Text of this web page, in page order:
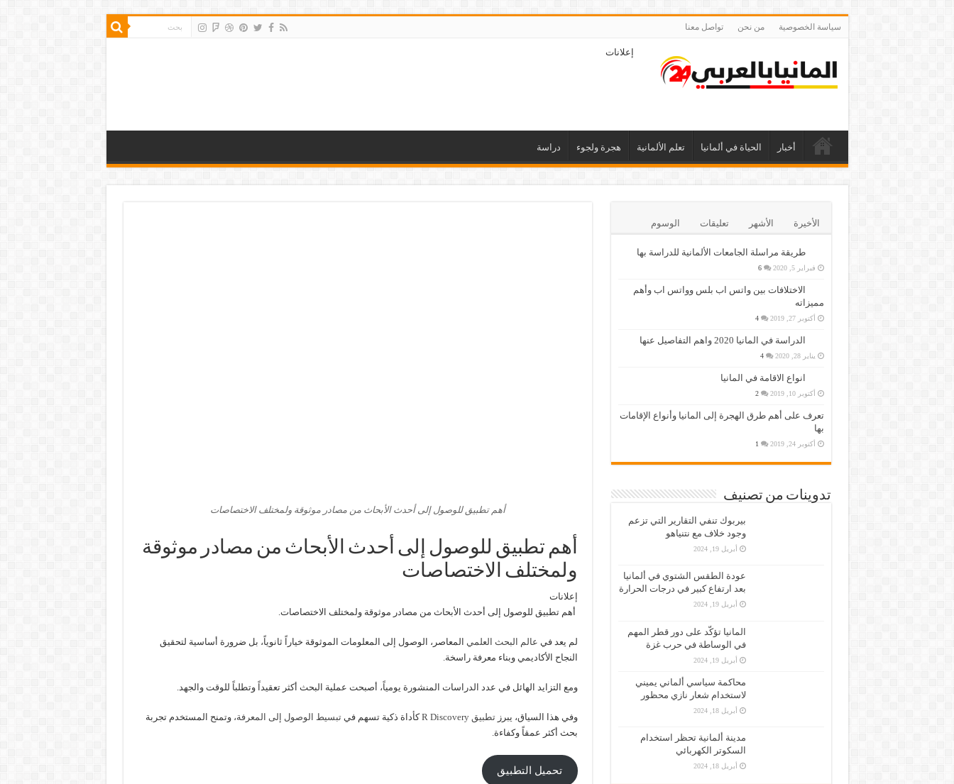
سياسة الخصوصية من نحن تواصل معنا
إعلانات
أخبار الحياة في ألمانيا تعلم الألمانية هجرة ولجوء دراسة
أهم تطبيق للوصول إلى أحدث الأبحاث من مصادر موثوقة ولمختلف الاختصاصات
أهم تطبيق للوصول إلى أحدث الأبحاث من مصادر موثوقة
ولمختلف الاختصاصات
إعلانات
أهم تطبيق للوصول إلى أحدث الأبحاث من مصادر موثوقة ولمختلف الاختصاصات.
لم يعد في عالم البحث العلمي المعاصر، الوصول إلى المعلومات الموثوقة خياراً ثانوياً، بل ضرورة أساسية لتحقيق
النجاح الأكاديمي وبناء معرفة راسخة.
ومع التزايد الهائل في عدد الدراسات المنشورة يومياً، أصبحت عملية البحث أكثر تعقيداً وتطلباً للوقت والجهد.
وفي هذا السياق، يبرز تطبيق R Discovery كأداة ذكية تسهم فيتبسيط الوصول إلى المعرفة، وتمنح المستخدم تجربة
بحث أكثر عمقاً وكفاءة.
تحميل التطبيق
الأخيرة الأشهر تعليقات الوسوم
طريقة مراسلة الجامعات الألمانية للدراسة بها
فبراير 5, 2020 6
الاختلافات بين واتس اب بلس وواتس اب وأهم
مميزاته
أكتوبر 27, 2019 4
الدراسة في المانيا 2020 واهم التفاصيل عنها
يناير 28, 2020 4
انواع الاقامة في المانيا
أكتوبر 10, 2019 2
تعرف على أهم طرق الهجرة إلى المانيا وأنواع الإقامات
بها
أكتوبر 24, 2019 1
تدوينات من تصنيف
بيربوك تنفي التقارير التي تزعم
وجود خلاف مع نتنياهو
أبريل 19, 2024
عودة الطقس الشتوي في ألمانيا
بعد ارتفاع كبير في درجات الحرارة
أبريل 19, 2024
المانيا تؤكّد على دور قطر المهم
في الوساطة في حرب غزة
أبريل 19, 2024
محاكمة سياسي ألماني يميني
لاستخدام شعار نازي محظور
أبريل 18, 2024
مدينة ألمانية تحظر استخدام
السكوتر الكهربائي
أبريل 18, 2024